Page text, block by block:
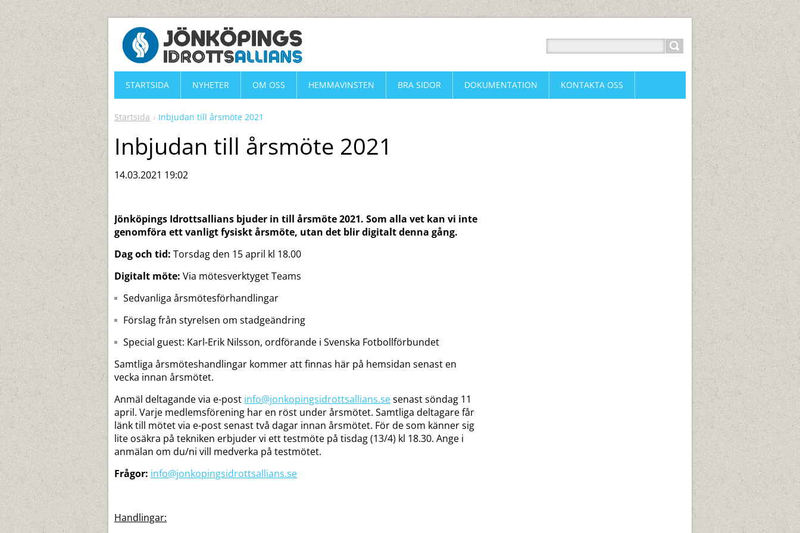
Startsida Inbjudan till årsmöte 2021
Inbjudan till årsmöte 2021
14.03.2021 19:02
Jönköpings Idrottsallians bjuder in till årsmöte 2021. Som alla vet kan vi inte
genomföra ett vanligt fysiskt årsmöte, utan det blir digitalt denna gång.
Dag och tid: Torsdag den 15 april kl 18.00
Digitalt möte: Via mötesverktyget Teams
Sedvanliga årsmötesförhandlingar
Förslag från styrelsen om stadgeändring
Special guest: Karl-Erik Nilsson, ordförande i Svenska Fotbollförbundet
Samtliga årsmöteshandlingar kommer att finnas här på hemsidan senast en
vecka innan årsmötet.
Anmäl deltagande via e-post info@jonkopingsidrottsallians.sesenast söndag 11
april. Varje medlemsförening har en röst under årsmötet. Samtliga deltagare får
länk till mötet via e-post senast två dagar innan årsmötet. För de som känner sig
lite osäkra på tekniken erbjuder vi ett testmöte på tisdag (13/4) kl 18.30. Ange i
anmälan om du/ni vill medverka på testmötet.
Frågor: info@jonkopingsidrottsallians.se
Handlingar:
STARTSIDA NYHETER OM OSS HEMMAVINSTEN BRA SIDOR DOKUMENTATION KONTAKTA OSS